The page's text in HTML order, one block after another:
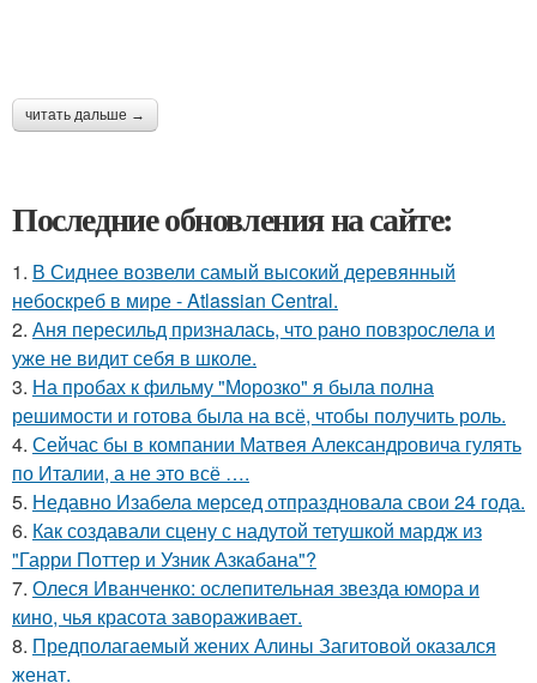
читать дальше →
Последние обновления на сайте:
1. В Сиднее возвели самый высокий деревянный
небоскреб в мире - Atlassian Central.
2. Аня пересильд призналась, что рано повзрослела и
уже не видит себя в школе.
3. На пробах к фильму "Морозко" я была полна
решимости и готова была на всё, чтобы получить роль.
4. Сейчас бы в компании Матвея Александровича гулять
по Италии, а не это всё ….
5. Недавно Изабела мерсед отпраздновала свои 24 года.
6. Как создавали сцену с надутой тетушкой мардж из
"Гарри Поттер и Узник Азкабана"?
7. Олеся Иванченко: ослепительная звезда юмора и
кино, чья красота завораживает.
8. Предполагаемый жених Алины Загитовой оказался
женат.